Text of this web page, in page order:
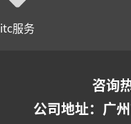
itc服务
咨询
公司地址： 广